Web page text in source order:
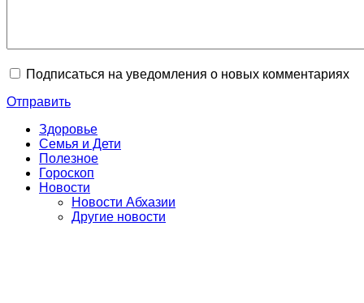
Подписаться на уведомления о новых комментариях
Отправить
Здоровье
Семья и Дети
Полезное
Гороскоп
Новости
Новости Абхазии
Другие новости